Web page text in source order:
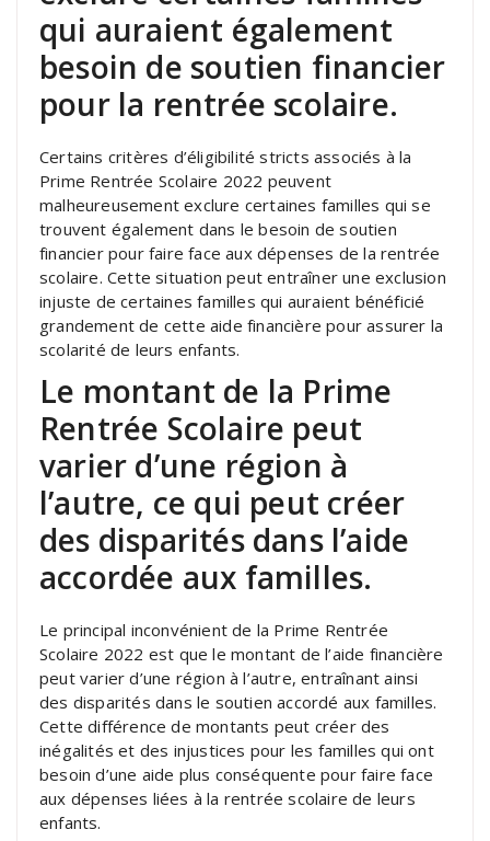
qui auraient également
besoin de soutien financier
pour la rentrée scolaire.
Certains critères d’éligibilité stricts associés à la
Prime Rentrée Scolaire 2022 peuvent
malheureusement exclure certaines familles qui se
trouvent également dans le besoin de soutien
financier pour faire face aux dépenses de la rentrée
scolaire. Cette situation peut entraîner une exclusion
injuste de certaines familles qui auraient bénéficié
grandement de cette aide financière pour assurer la
scolarité de leurs enfants.
Le montant de la Prime
Rentrée Scolaire peut
varier d’une région à
l’autre, ce qui peut créer
des disparités dans l’aide
accordée aux familles.
Le principal inconvénient de la Prime Rentrée
Scolaire 2022 est que le montant de l’aide financière
peut varier d’une région à l’autre, entraînant ainsi
des disparités dans le soutien accordé aux familles.
Cette différence de montants peut créer des
inégalités et des injustices pour les familles qui ont
besoin d’une aide plus conséquente pour faire face
aux dépenses liées à la rentrée scolaire de leurs
enfants.